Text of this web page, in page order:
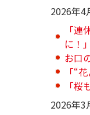
2026年4
「
に！」
お口
「“
「桜
2026年3